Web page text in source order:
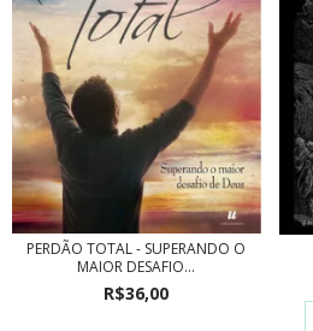
PERDÃO TOTAL - SUPERANDO O
MAIOR DESAFIO...
R$36,00